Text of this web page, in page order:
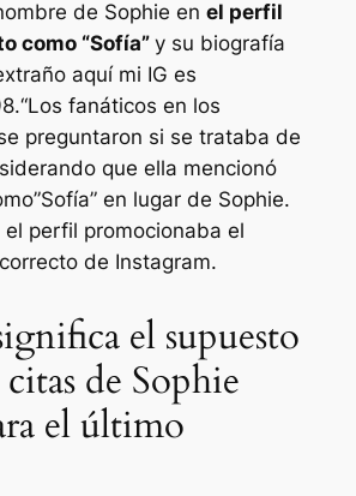
de Sophie en el perfil
como “Sofía” y su biografía
aquí mi IG es
“Los fanáticos en los
preguntaron si se trataba de
que ella mencionó
Sofía” en lugar de Sophie.
el perfil promocionaba el
de Instagram.
el supuesto
de Sophie
el último